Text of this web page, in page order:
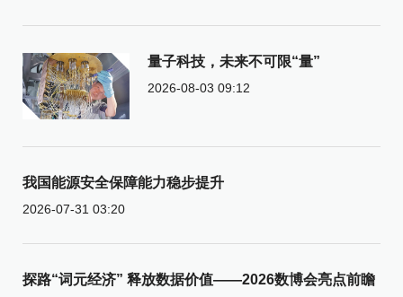
量子科技，未来不可限“量”
2026-08-03 09:12
我国能源安全保障能力稳步提升
2026-07-31 03:20
探路“词元经济” 释放数据价值——2026数博会亮点前瞻